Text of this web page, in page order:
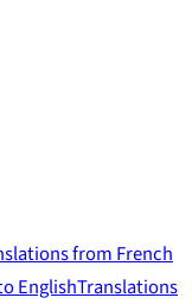
from French
EnglishTranslations